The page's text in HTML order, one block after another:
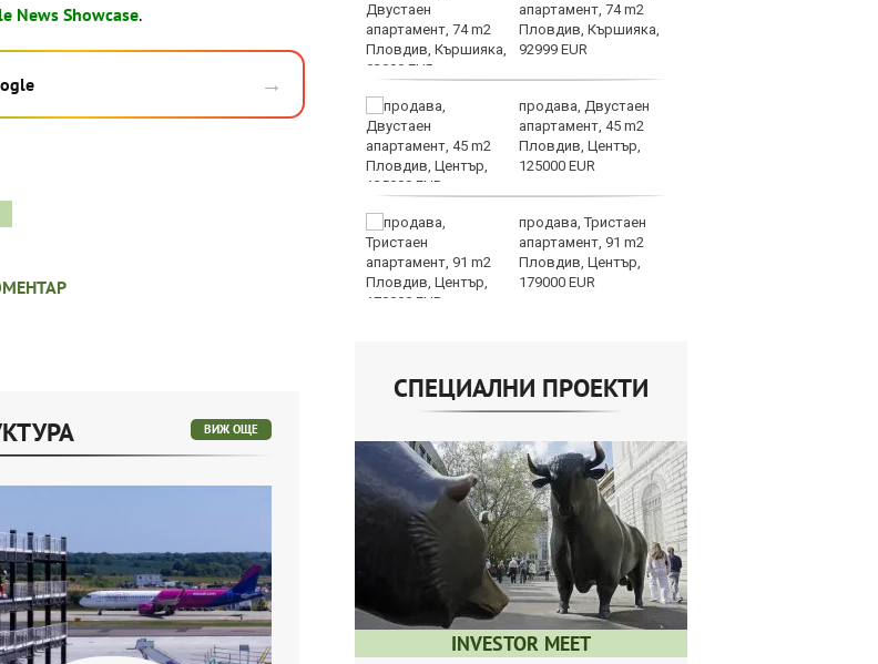
News Showcase.
→
ФК Девня гостува на
апартамент, 74 m2
Пловдив, Кършияка,
92999 EUR
продава, Двустаен
апартамент, 45 m2
Пловдив, Център,
125000 EUR
продава, Тристаен
апартамент, 91 m2
Пловдив, Център,
179000 EUR
СПЕЦИАЛНИ ПРОЕКТИ
INVESTOR MEET
ВИЖ ОЩЕ